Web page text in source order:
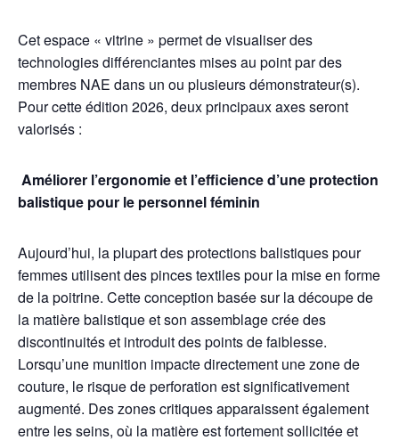
Cet espace « vitrine » permet de visualiser des
technologies différenciantes mises au point par des
membres NAE dans un ou plusieurs démonstrateur(s).
Pour cette édition 2026, deux principaux axes seront
valorisés :
Améliorer l’ergonomie et l’efficience d’une protection
balistique pour le personnel féminin
Aujourd’hui, la plupart des protections balistiques pour
femmes utilisent des pinces textiles pour la mise en forme
de la poitrine. Cette conception basée sur la découpe de
la matière balistique et son assemblage crée des
discontinuités et introduit des points de faiblesse.
Lorsqu’une munition impacte directement une zone de
couture, le risque de perforation est significativement
augmenté. Des zones critiques apparaissent également
entre les seins, où la matière est fortement sollicitée et